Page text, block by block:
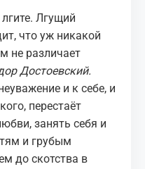
Лгущий
что уж никакой
не различает
Достоевский.
и к себе, и
перестаёт
занять себя и
и грубым
до скотства в